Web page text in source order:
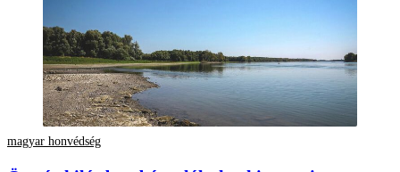
magyar honvédség